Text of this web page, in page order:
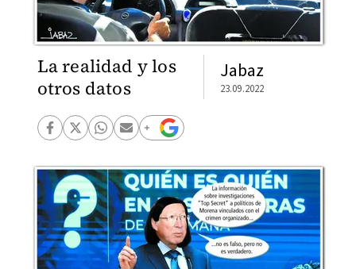
La realidad y los
otros datos
Jabaz
23.09.2022